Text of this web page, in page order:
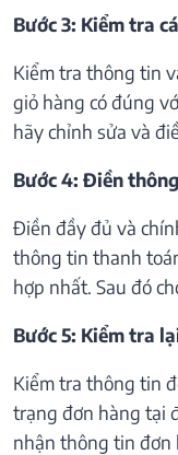
Bước 3: Kiểm tra
Kiểm tra thông tin
giỏ hàng có đúng
hãy chỉnh sửa và
Bước 4: Điền
Điền đầy đủ và
thông tin thanh
hợp nhất. Sau đó
Bước 5: Kiểm tra
Kiểm tra thông tin
trạng đơn hàng tại
nhận thông tin đơn